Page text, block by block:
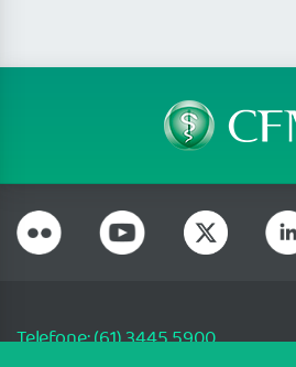
Telefone: (61) 3445 5900